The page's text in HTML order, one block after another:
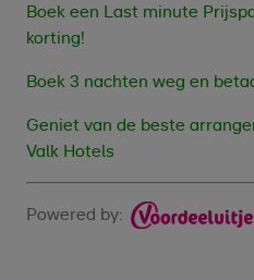
Boek een Last minute
korting!
Boek 3 nachten weg en
Geniet van de beste
Valk Hotels
Powered by: